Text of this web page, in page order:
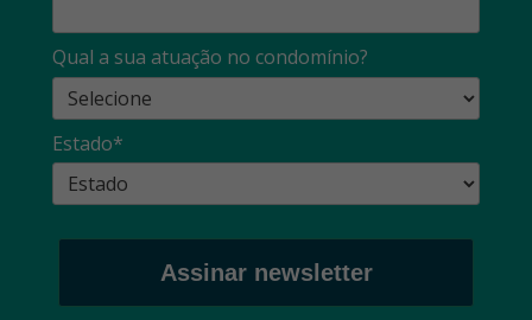
Qual a sua atuação no condomínio?
Estado*
Assinar newsletter